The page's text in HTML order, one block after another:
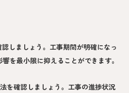
しましょう。工事期間が明確になっ
を最小限に抑えることができます。
を確認しましょう。工事の進捗状況